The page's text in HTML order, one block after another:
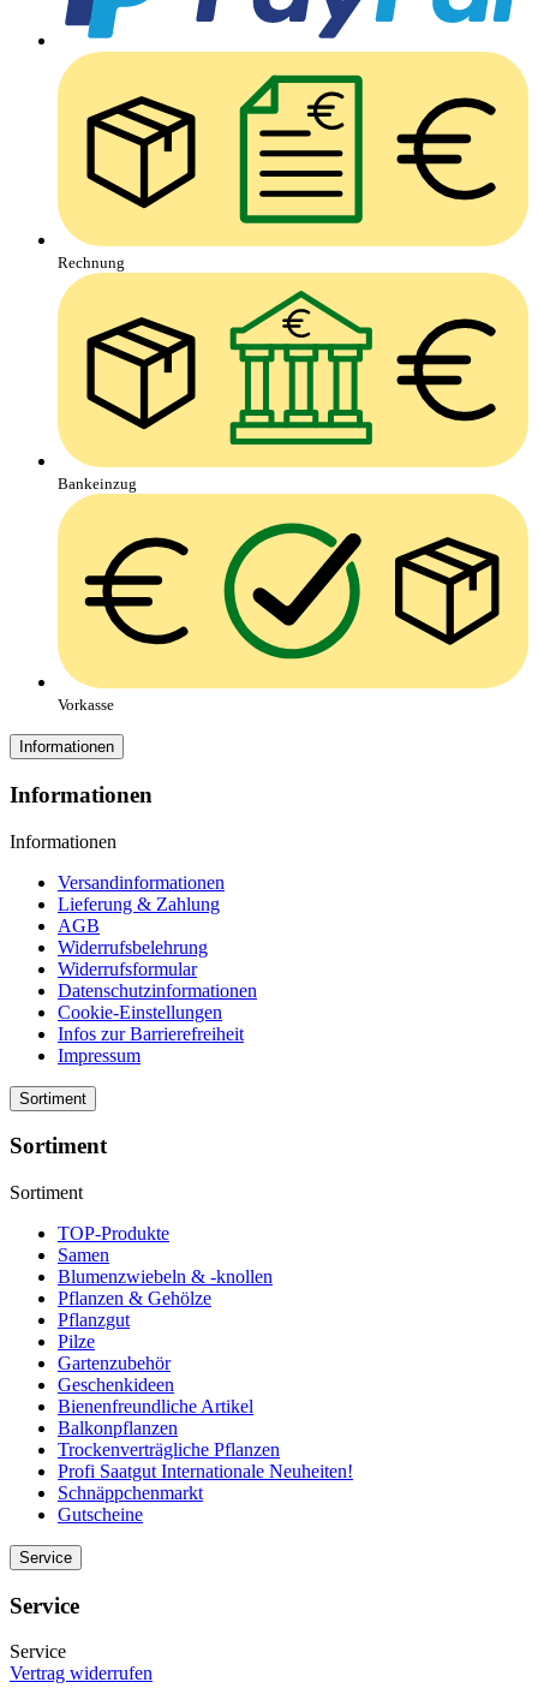
Rechnung
Bankeinzug
Vorkasse
Informationen
Informationen
Informationen
Versandinformationen
Lieferung & Zahlung
AGB
Widerrufsbelehrung
Widerrufsformular
Datenschutzinformationen
Cookie-Einstellungen
Infos zur Barrierefreiheit
Impressum
Sortiment
Sortiment
Sortiment
TOP-Produkte
Samen
Blumenzwiebeln & -knollen
Pflanzen & Gehölze
Pflanzgut
Pilze
Gartenzubehör
Geschenkideen
Bienenfreundliche Artikel
Balkonpflanzen
Trockenverträgliche Pflanzen
Profi Saatgut Internationale Neuheiten!
Schnäppchenmarkt
Gutscheine
Service
Service
Service
Vertrag widerrufen